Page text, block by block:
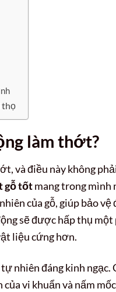
thọ
làm thớt?
và điều này không
gỗ tốtmang trong mình
của gỗ, giúp bảo vệ
sẽ được hấp thụ một
liệu cứng hơn.
nhiên đáng kinh ngạc.
vi khuẩn và nấm